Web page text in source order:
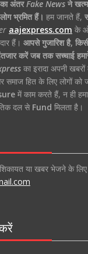
अंतरFake Newsने खत्म
भ्रमित हैं। हम जानते हैं,
aajexpress.com के
हैं। आपसे गुजारिश है,
करें जब तक सच्चाई
का इरादा अपनी
हित के लिए लोगों को
में काम करते हैं, न ही
दल से Fund मिलता है।
या खबर भेजने के